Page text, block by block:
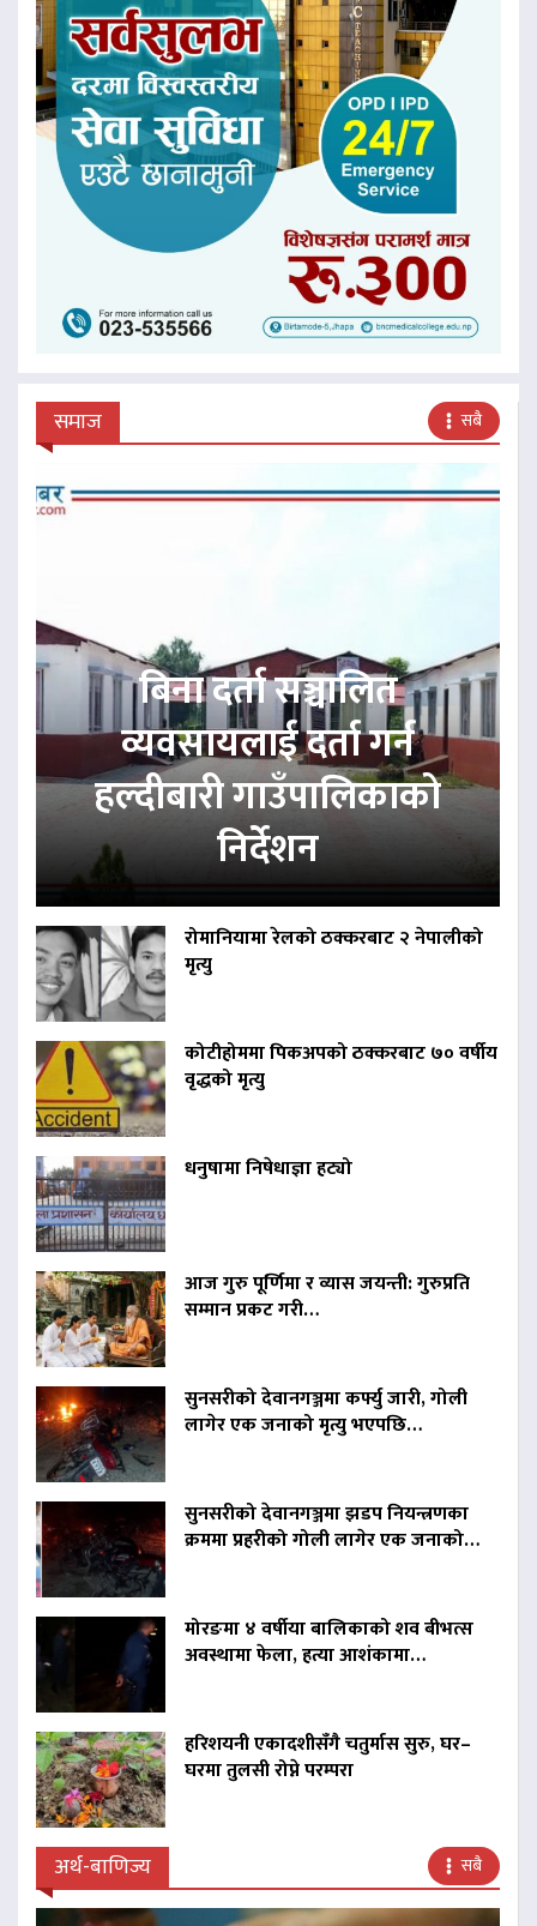
समाज सबै
बिना दर्ता सञ्चालित
व्यवसायलाई दर्ता गर्न
हल्दीबारी गाउँपालिकाको
निर्देशन
रोमानियामा रेलको ठक्करबाट २ नेपालीको
मृत्यु
कोटीहोममा पिकअपको ठक्करबाट ७० वर्षीय
वृद्धको मृत्यु
धनुषामा निषेधाज्ञा हट्यो
आज गुरु पूर्णिमा र व्यास जयन्ती: गुरुप्रति
सम्मान प्रकट गरी…
सुनसरीको देवानगञ्जमा कर्फ्यु जारी, गोली
लागेर एक जनाको मृत्यु भएपछि…
सुनसरीको देवानगञ्जमा झडप नियन्त्रणका
क्रममा प्रहरीको गोली लागेर एक जनाको…
मोरङमा ४ वर्षीया बालिकाको शव बीभत्स
अवस्थामा फेला, हत्या आशंकामा…
हरिशयनी एकादशीसँगै चतुर्मास सुरु, घर–
घरमा तुलसी रोप्ने परम्परा
अर्थ-बाणिज्य सबै